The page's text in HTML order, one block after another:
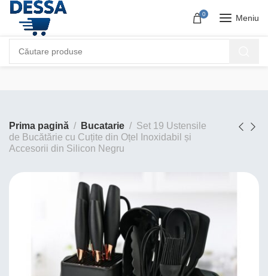
0 Meniu
Prima pagină Bucatarie
Set 19 Ustensile
de Bucătărie cu Cuțite din Oțel Inoxidabil și
Accesorii din Silicon Negru